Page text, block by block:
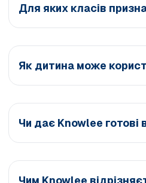
Для яких класів
Як дитина може
Чи дає Knowlee готові
Чим Knowlee